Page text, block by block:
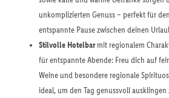
unkomplizierten Genuss – perfekt für
entspannte Pause zwischen deinen
Stilvolle Hotelbarmit regionalem
für entspannte Abende: Freu dich auf
Weine und besondere regionale
ideal, um den Tag genussvoll ausklingen